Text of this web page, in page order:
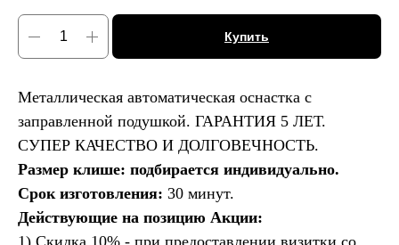
Купить
Металлическая автоматическая оснастка с
заправленной подушкой. ГАРАНТИЯ 5 ЛЕТ.
СУПЕР КАЧЕСТВО И ДОЛГОВЕЧНОСТЬ.
Размер клише: подбирается индивидуально.
Срок изготовления: 30 минут.
Действующие на позицию Акции: